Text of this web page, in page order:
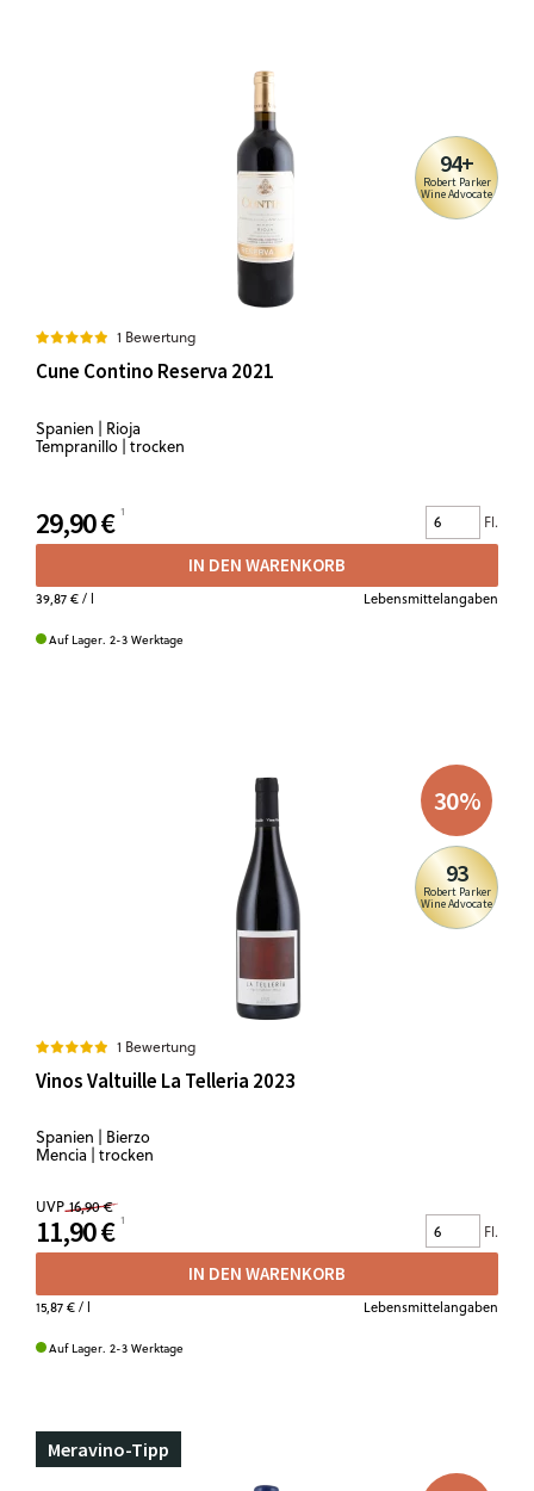
94+
Robert Parker
Wine Advocate
1 Bewertung
Cune Contino Reserva 2021
Spanien | Rioja
Tempranillo | trocken
29,90 € Fl.
IN DEN WARENKORB
39,87 €/ l Lebensmittelangaben
Auf Lager. 2-3 Werktage
30%
93
Robert Parker
Wine Advocate
1 Bewertung
Vinos Valtuille La Telleria 2023
Spanien | Bierzo
Mencia | trocken
UVP 16,90 €
11,90 € Fl.
IN DEN WARENKORB
15,87 €/ l Lebensmittelangaben
Auf Lager. 2-3 Werktage
Meravino-Tipp